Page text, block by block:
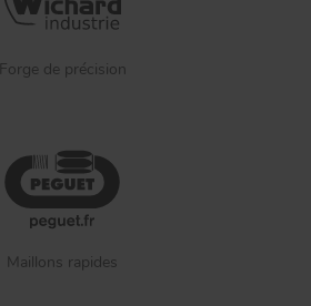
Forge de précision
Maillons rapides